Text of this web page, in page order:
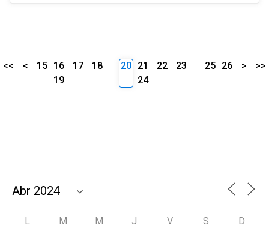
<< < 15 16 17
18
19
20 21 22
23
24
25 26 > >>
L M M J V S D